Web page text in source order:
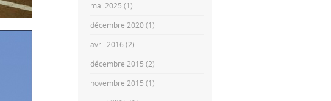
mai 2025 (1)
décembre 2020(1)
avril 2016 (2)
décembre 2015 (2)
novembre 2015 (1)